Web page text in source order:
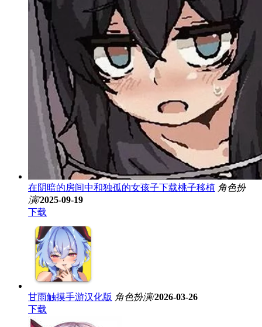
在阴暗的房间中和独孤的女孩子下载桃子移植 角色扮
演/2025-09-19
下载
甘雨触摸手游汉化版 角色扮演/2026-03-26
下载